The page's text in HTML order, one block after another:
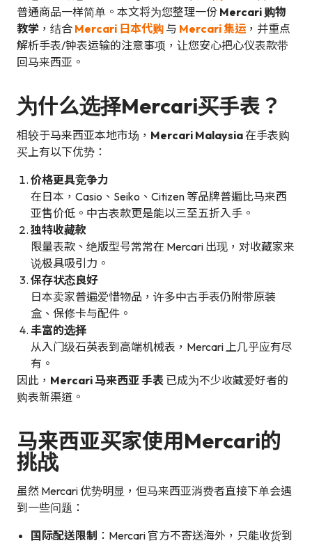
普通商品一样简单。本文将为您整理一份 Mercari 购物
教学 ，结合 Mercari 日本代购 与 Mercari 集运 ，并重点
解析手表/钟表运输的注意事项，让您安心把心仪表款带
回马来西亚。
为什么选择Mercari买手表？
相较于马来西亚本地市场， Mercari Malaysia在手表购
买上有以下优势：
价格更具竞争力
在日本，Casio、Seiko、Citizen 等品牌普遍比马来西
亚售价低。中古表款更是能以三至五折入手。
独特收藏款
限量表款、绝版型号常常在 Mercari 出现，对收藏家来
说极具吸引力。
保存状态良好
日本卖家普遍爱惜物品，许多中古手表仍附带原装
盒、保修卡与配件。
丰富的选择
从入门级石英表到高端机械表，Mercari 上几乎应有尽
有。
因此， Mercari 马来西亚 手表 已成为不少收藏爱好者的
购表新渠道。
马来西亚买家使用Mercari的
挑战
虽然 Mercari 优势明显，但马来西亚消费者直接下单会遇
到一些问题：
国际配送限制 ：Mercari 官方不寄送海外，只能收货到